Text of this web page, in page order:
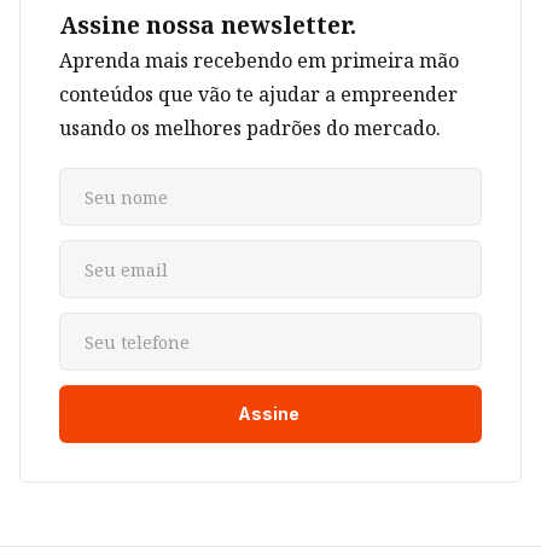
Assine nossa newsletter.
Aprenda mais recebendo em primeira mão
conteúdos que vão te ajudar a empreender
usando os melhores padrões do mercado.